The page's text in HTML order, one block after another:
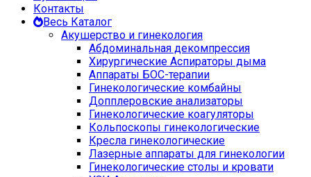
Контакты
Весь Каталог
Акушерство и гинекология
Абдоминальная декомпрессия
Хирургические Аспираторы дыма
Аппараты БОС-терапии
Гинекологические комбайны
Допплеровские анализаторы
Гинекологические коагуляторы
Кольпоскопы гинекологические
Кресла гинекологические
Лазерные аппараты для гинекологии
Гинекологические столы и кровати